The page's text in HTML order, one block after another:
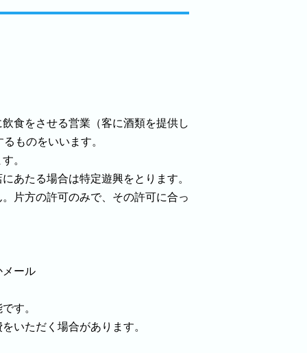
食をさせる営業（客に酒類を提供し
ものをいいます。
。
あたる場合は特定遊興をとります。
片方の許可のみで、その許可に合っ
ール
す。
いただく場合があります。